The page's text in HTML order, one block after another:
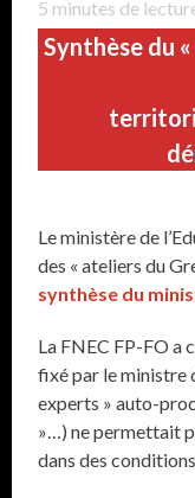
5 minutes de
Synthèse du
Le ministère de
des « ateliers du
synthèse du
La FNEC FP-FO a
fixé par le ministre
experts » auto-
»…) ne permettait
dans des